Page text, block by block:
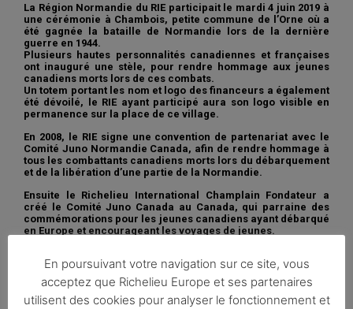
La Région Normandie du RIE participait le mardi 4 juin 2019 à
une cérémonie à Chambois, petite commune de l’Orne où a
été gagnée la bataille de Normandie lors de la dernière
guerre en 1944.
Plusieurs hautes personnalités canadiennes et françaises
ont inauguré une stèle, pour rendre hommage aux jeunes
canadiens morts lors de ces combats.
Un totem portant les nom et logo des financeurs a également
été dévoilé, le RIE ayant participé aura son logo visible en
permanence sur la place de ce village.
En 2008, le RIE signe une convention de partenariat avec le
Comité Juno Normandie Canada, afin de rendre hommage à
tous les combattants canadiens morts lors du débarquement
et de la libération d’une partie de la Normandie.
Ensuite le Richelieu International Champlain Fondateur a
créé le Comité Juno Canada au Canada, qui parraine des
commémorations pour les jeunes canadiens ayant débarqué
en Europe et encourageant les voyages de jeunes.
En poursuivant votre navigation sur ce site, vous
acceptez que Richelieu Europe et ses partenaires
utilisent des cookies pour analyser le fonctionnement et